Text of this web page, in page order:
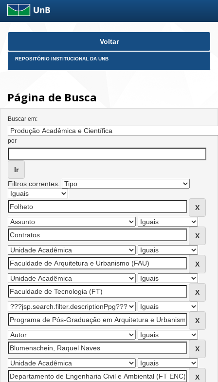
Skip
Voltar
REPOSITÓRIO INSTITUCIONAL DA UNB
Página de Busca
Buscar em:
por
Filtros correntes: